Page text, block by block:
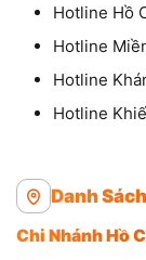
Hotline Hồ
Hotline
Hotline
Hotline
Danh
Chi Nhánh Hồ